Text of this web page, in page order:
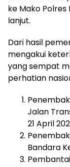
ke Mako
lanjut.
Dari hasil
mengakui
yang sempat
perhatian
Jalan
21 April
Bandara